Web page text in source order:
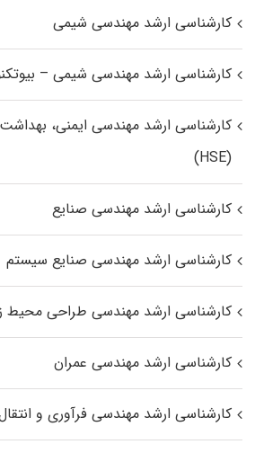
کارشناسی ارشد مهندسی شیمی
کارشناسی ارشد مهندسی شیمی –
کارشناسی ارشد مهندسی ایمنی،
(HSE)
کارشناسی ارشد مهندسی صنایع
کارشناسی ارشد مهندسی صنایع سیستم
کارشناسی ارشد مهندسی طراحی
کارشناسی ارشد مهندسی عمران
کارشناسی ارشد مهندسی فرآوری و